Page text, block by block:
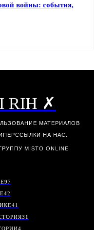
войны: события,
RIH ✗
МАТЕРИАЛОВ
НА НАС.
MISTO ONLINE
97
42
41
31
4